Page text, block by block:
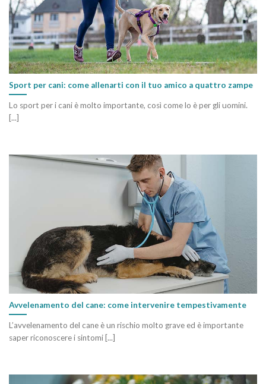
Sport per cani: come allenarti con il tuo amico a quattro zampe
Lo sport per i cani è molto importante, così come lo è per gli uomini.
[...]
Avvelenamento del cane: come intervenire tempestivamente
L’avvelenamento del cane è un rischio molto grave ed è importante
saper riconoscere i sintomi [...]